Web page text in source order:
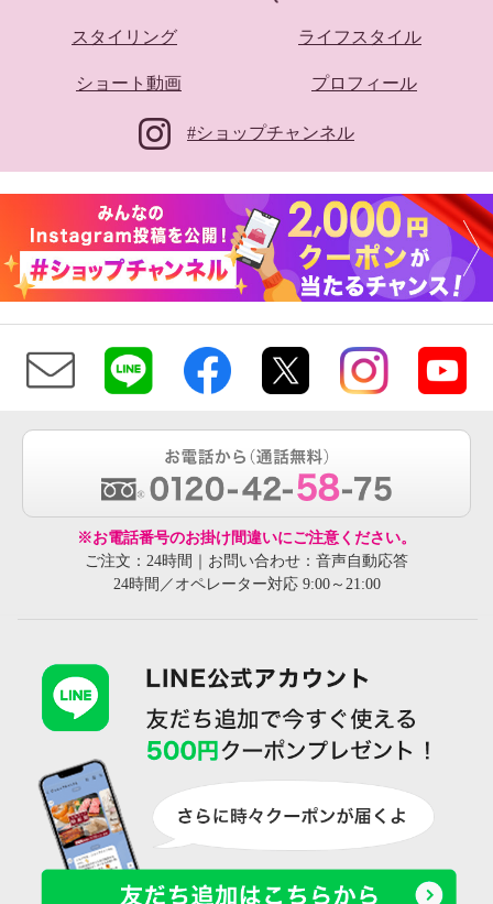
スタイリング ライフスタイル
ショート動画 プロフィール
#ショップチャンネル
※お電話番号のお掛け間違いにご注意ください。
ご注文：24時間｜お問い合わせ：音声自動応答
24時間／オペレーター対応 9:00～21:00